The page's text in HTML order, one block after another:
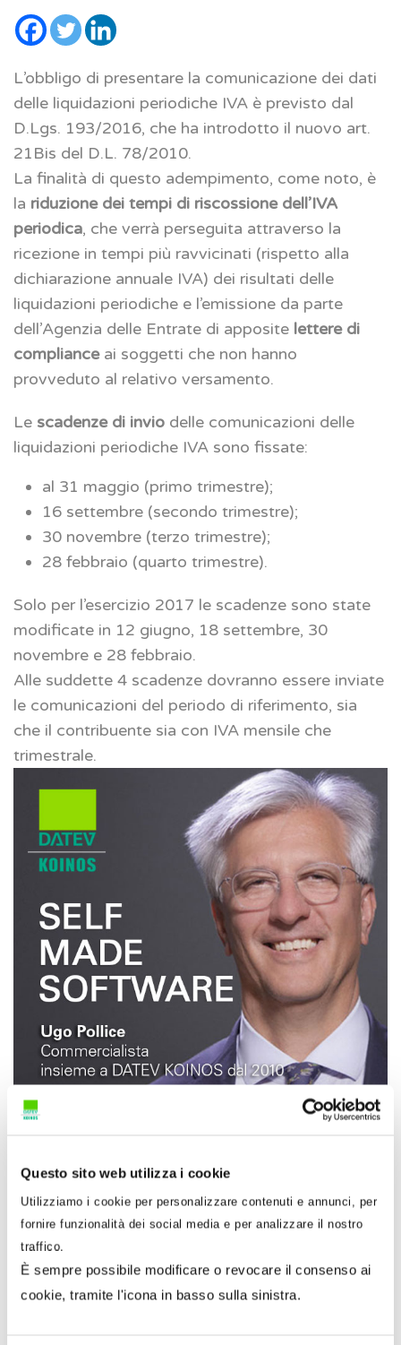
Questo sito web utilizza i cookie
Utilizziamo i cookie per personalizzare contenuti e annunci, per
fornire funzionalità dei social media e per analizzare il nostro
traffico.
È sempre possibile modificare o revocare il consenso ai
cookie, tramite l'icona in basso sulla sinistra.
L’obbligo di presentare la comunicazione dei dati
delle liquidazioni periodiche IVA è previsto dal
D.Lgs. 193/2016, che ha introdotto il nuovo art.
21Bis del D.L. 78/2010.
La finalità di questo adempimento, come noto, è
la riduzione dei tempi di riscossione dell’IVA
periodica, che verrà perseguita attraverso la
ricezione in tempi più ravvicinati (rispetto alla
dichiarazione annuale IVA) dei risultati delle
liquidazioni periodiche e l’emissione da parte
dell’Agenzia delle Entrate di apposite lettere di
complianceai soggetti che non hanno
provveduto al relativo versamento.
Le scadenze di invio delle comunicazioni delle
liquidazioni periodiche IVA sono fissate:
al 31 maggio (primo trimestre);
16 settembre (secondo trimestre);
30 novembre (terzo trimestre);
28 febbraio (quarto trimestre).
Solo per l’esercizio 2017 le scadenze sono state
modificate in 12 giugno, 18 settembre, 30
novembre e 28 febbraio.
Alle suddette 4 scadenze dovranno essere inviate
le comunicazioni del periodo di riferimento, sia
che il contribuente sia con IVA mensile che
trimestrale.
L’omessa, incompleta o infedele trasmissione
della comunicazione è soggetta asanzione
amministrativa da 500,00 a 2.000,00 euro ai sensi
dell’art. 11, comma 2ter, D.Lgs. 471/1997,
sanzione ridotta alla metà in caso di invio entro i
15 giorni successivi alla scadenza della